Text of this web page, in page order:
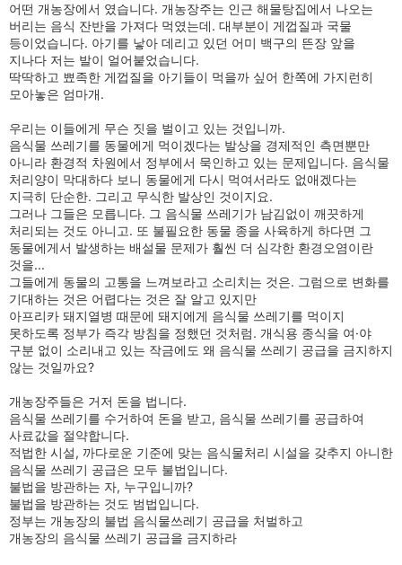
어떤 개농장에서 였습니다. 개농장주는 인근 해물탕집에서 나오는
버리는 음식 잔반을 가져다 먹였는데. 대부분이 게껍질과 국물
등이었습니다. 아기를 낳아 데리고 있던 어미 백구의 뜬장 앞을
지나다 저는 발이 얼어붙었습니다.
딱딱하고 뾰족한 게껍질을 아기들이 먹을까 싶어 한쪽에 가지런히
모아놓은 엄마개.
우리는 이들에게 무슨 짓을 벌이고 있는 것입니까.
음식물 쓰레기를 동물에게 먹이겠다는 발상을 경제적인 측면뿐만
아니라 환경적 차원에서 정부에서 묵인하고 있는 문제입니다. 음식물
처리양이 막대하다 보니 동물에게 다시 먹여서라도 없애겠다는
지극히 단순한. 그리고 무식한 발상인 것이지요.
그러나 그들은 모릅니다. 그 음식물 쓰레기가 남김없이 깨끗하게
처리되는 것도 아니고. 또 불필요한 동물 종을 사육하게 하다면 그
동물에게서 발생하는 배설물 문제가 훨씬 더 심각한 환경오염이란
것을...
그들에게 동물의 고통을 느껴보라고 소리치는 것은. 그럼으로 변화를
기대하는 것은 어렵다는 것은 잘 알고 있지만
아프리카 돼지열병 때문에 돼지에게 음식물 쓰레기를 먹이지
못하도록 정부가 즉각 방침을 정했던 것처럼. 개식용 종식을 여·야
구분 없이 소리내고 있는 작금에도 왜 음식물 쓰레기 공급을 금지하지
않는 것일까요?
개농장주들은 거저 돈을 법니다.
음식물 쓰레기를 수거하여 돈을 받고, 음식물 쓰레기를 공급하여
사료값을 절약합니다.
적법한 시설, 까다로운 기준에 맞는 음식물처리 시설을 갖추지 아니한
음식물 쓰레기 공급은 모두 불법입니다.
불법을 방관하는 자, 누구입니까?
불법을 방관하는 것도 범법입니다.
정부는 개농장의 불법 음식물쓰레기 공급을 처벌하고
개농장의 음식물 쓰레기 공급을 금지하라